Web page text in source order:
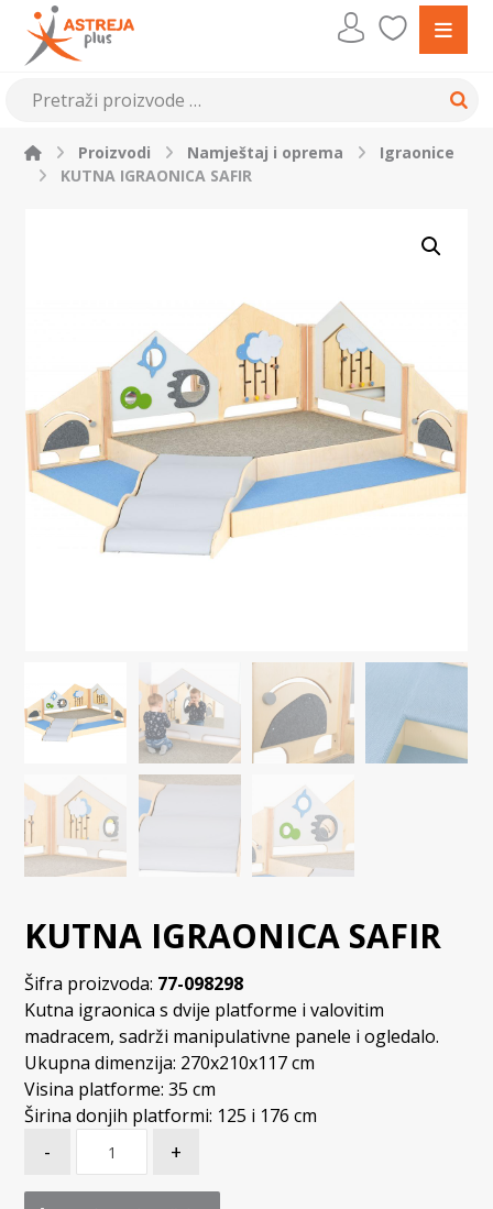
Proizvodi Namještaj i oprema
Igraonice
KUTNA IGRAONICA SAFIR
KUTNA IGRAONICA SAFIR
Šifra proizvoda: 77-098298
Kutna igraonica s dvije platforme i valovitim
madracem, sadrži manipulativne panele i ogledalo.
Ukupna dimenzija: 270x210x117 cm
Visina platforme: 35 cm
Širina donjih platformi: 125 i 176 cm
- +